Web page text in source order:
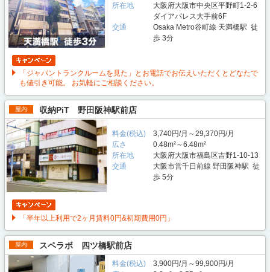
所在地
大阪府大阪市中央区平野町1-2-6
ダイアパレス大手前6F
交通
Osaka Metro谷町線 天満橋駅 徒
歩 3分
「ジャパントランクルームを見た」とお電話でお伝えいただくとどなたで
も値引き可能。 お気軽にご相談ください。
屋内 収納PiT 野田阪神駅前店
料金(税込)
3,740円/月～29,370円/月
広さ
0.48m²～6.48m²
所在地
大阪府大阪市福島区吉野1-10-13
交通
大阪市営千日前線 野田阪神駅 徒
歩 5分
「半年以上利用で2ヶ月賃料0円&初期費用0円」
屋内 スペラボ 四ツ橋駅前店
料金(税込)
3,900円/月～99,900円/月